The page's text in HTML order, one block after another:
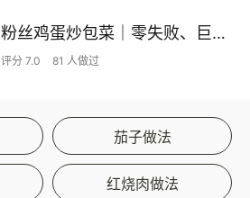
粉丝鸡蛋炒包菜｜零失败、巨下饭
评分 7.0 81 人做过
茄子做法
红烧肉做法